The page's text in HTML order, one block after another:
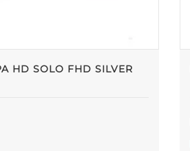
NEOLIGHT KAPPA HD SOLO FHD SILVER